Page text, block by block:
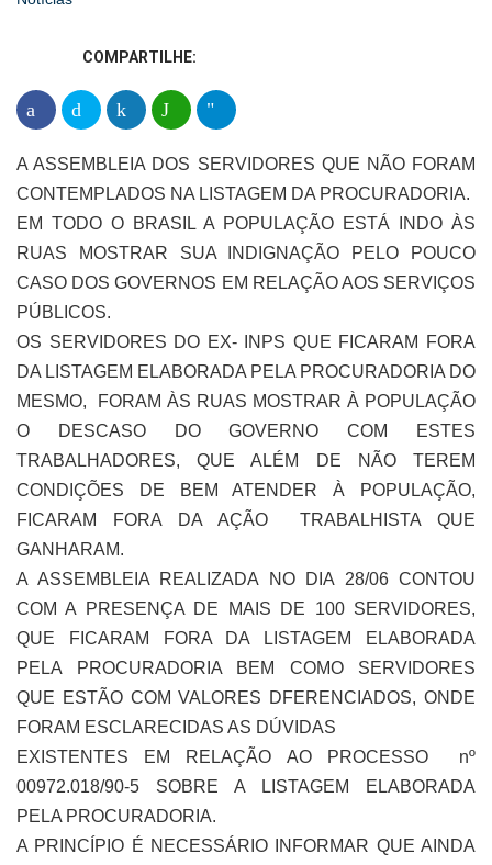
COMPARTILHE:
A ASSEMBLEIA DOS SERVIDORES QUE NÃO FORAM
CONTEMPLADOS NA LISTAGEM DA PROCURADORIA.
EM TODO O BRASIL A POPULAÇÃO ESTÁ INDO ÀS
RUAS MOSTRAR SUA INDIGNAÇÃO PELO POUCO
CASO DOS GOVERNOS EM RELAÇÃO AOS SERVIÇOS
PÚBLICOS.
OS SERVIDORES DO EX- INPS QUE FICARAM FORA
DA LISTAGEM ELABORADA PELA PROCURADORIA DO
MESMO, FORAM ÀS RUAS MOSTRAR À POPULAÇÃO
O DESCASO DO GOVERNO COM ESTES
TRABALHADORES, QUE ALÉM DE NÃO TEREM
CONDIÇÕES DE BEM ATENDER À POPULAÇÃO,
FICARAM FORA DA AÇÃO TRABALHISTA QUE
GANHARAM.
A ASSEMBLEIA REALIZADA NO DIA 28/06 CONTOU
COM A PRESENÇA DE MAIS DE 100 SERVIDORES,
QUE FICARAM FORA DA LISTAGEM ELABORADA
PELA PROCURADORIA BEM COMO SERVIDORES
QUE ESTÃO COM VALORES DFERENCIADOS, ONDE
FORAM ESCLARECIDAS AS DÚVIDAS
EXISTENTES EM RELAÇÃO AO PROCESSO nº
00972.018/90-5 SOBRE A LISTAGEM ELABORADA
PELA PROCURADORIA.
A PRINCÍPIO É NECESSÁRIO INFORMAR QUE AINDA